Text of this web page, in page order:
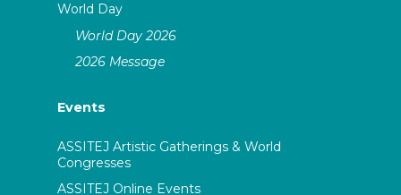
World Day
World Day 2026
2026 Message
Events
ASSITEJ Artistic Gatherings & World
Congresses
ASSITEJ Online Events